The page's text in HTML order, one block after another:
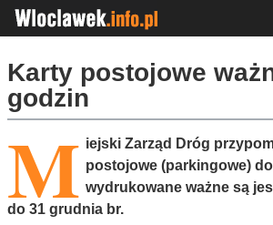
Karty postojowe
godzin
M iejski Zarząd Dróg
postojowe (parkingowe)
wydrukowane ważne są
do 31 grudnia br.